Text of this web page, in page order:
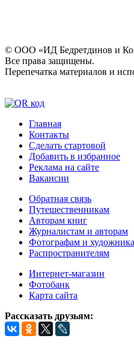
© ООО «ИД Бедретдинов и
Все права защищены.
Перепечатка материалов и
Главная
Контакты
Сделать стартовой
Добавить в избранное
Реклама на сайте
Вакансии
Обратная связь
Путешественникам
Авторам книг
Журналистам и авторам
Фотографам и
Распространителям
Интернет-магазин
Фотобанк
Карта сайта
Рассказать друзьям: